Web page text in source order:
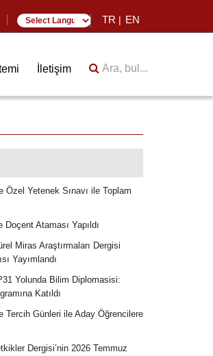
TR | EN
İletişim Ara, bul...
Özel Yetenek Sınavı ile Toplam
Doçent Ataması Yapıldı
Miras Araştırmaları Dergisi
Yayımlandı
Yolunda Bilim Diplomasisi:
Katıldı
Tercih Günleri ile Aday Öğrencilere
Dergisi’nin 2026 Temmuz